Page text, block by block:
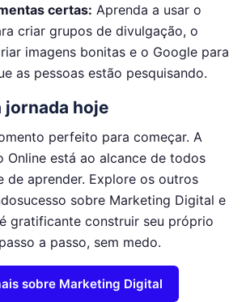
certas: Aprenda a usar o
criar grupos de divulgação, o
imagens bonitas e o Google para
as pessoas estão pesquisando.
jornada hoje
perfeito para começar. A
Online está ao alcance de todos
de aprender. Explore os outros
sobre Marketing Digital e
gratificante construir seu próprio
a passo, sem medo.
sobre Marketing Digital